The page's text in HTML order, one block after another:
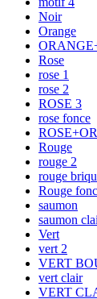
Noir
Orange
Rose
rose 1
rose 2
ROSE 3
rose fonce
Rouge
rouge 2
rouge
Rouge
saumon
saumon
Vert
vert 2
VERT
vert clair
VERT